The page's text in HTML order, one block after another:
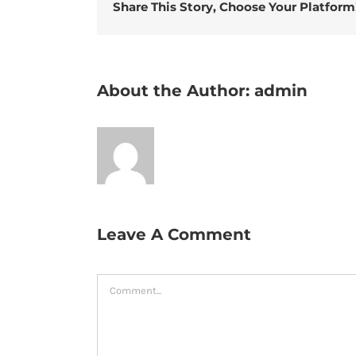
Share This Story, Choose Your
About the Author: admin
Leave A Comment
Comment